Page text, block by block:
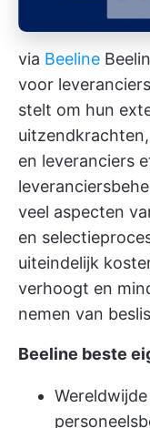
via Beeline
voor
stelt om hun
en leveranciers
veel aspecten
en
uiteindelijk
verhoogt en
nemen van
Beeline beste